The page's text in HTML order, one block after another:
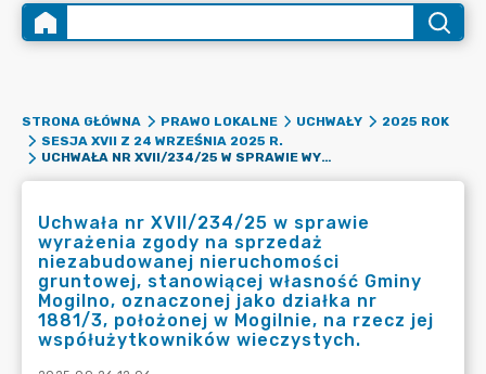
STRONA GŁÓWNA PRAWO LOKALNE UCHWAŁY
2025 ROK
SESJA XVII Z 24 WRZEŚNIA 2025 R.
UCHWAŁA NR XVII/234/25 W SPRAWIE WYRAŻENIA ZGODY NA SPRZEDAŻ NIEZABUDOWANEJ NIERUCHOMOŚCI GRUNTOWEJ, STANOWIĄCEJ WŁASNOŚĆ GMINY MOGILNO, OZNACZONEJ JAKO DZIAŁKA NR 1881/3, POŁOŻONEJ W MOGILNIE, NA RZECZ JEJ WSPÓŁUŻYTKOWNIKÓW WIECZYSTYCH.
Uchwała nr XVII/234/25 w sprawie
wyrażenia zgody na sprzedaż
niezabudowanej nieruchomości
gruntowej, stanowiącej własność Gminy
Mogilno, oznaczonej jako działka nr
1881/3, położonej w Mogilnie, na rzecz jej
współużytkowników wieczystych.